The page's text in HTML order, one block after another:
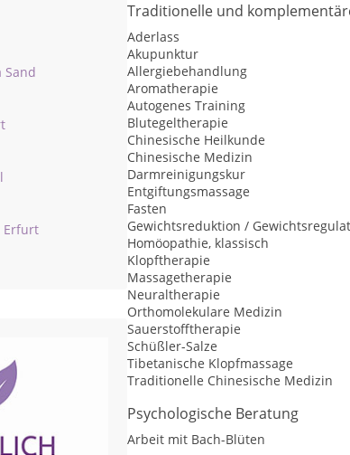
Erfurt
Traditionelle und
Aderlass
Akupunktur
Allergiebehandlung
Aromatherapie
Autogenes Training
Blutegeltherapie
Chinesische Heilkunde
Chinesische Medizin
Darmreinigungskur
Entgiftungsmassage
Fasten
Gewichtsreduktion /
Homöopathie, klassisch
Klopftherapie
Massagetherapie
Neuraltherapie
Orthomolekulare Medizin
Sauerstofftherapie
Schüßler-Salze
Tibetanische Klopfmassage
Traditionelle Chinesische Medizin
Psychologische Beratung
Arbeit mit Bach-Blüten